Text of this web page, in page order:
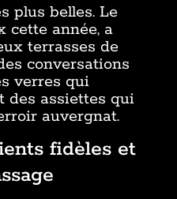
plus belles. Le
cette année, a
terrasses de
conversations
verres qui
des assiettes qui
auvergnat.
fidèles et